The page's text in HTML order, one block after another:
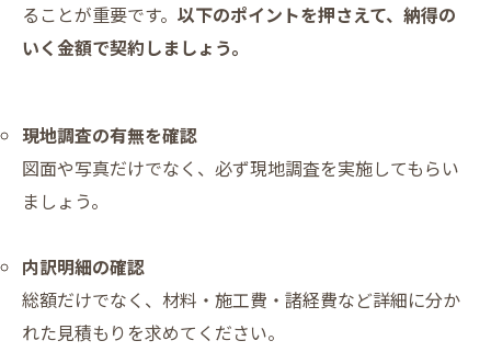
ることが重要です。 以下のポイントを押さえて、納得の
いく金額で契約しましょう。
現地調査の有無を確認
図面や写真だけでなく、必ず現地調査を実施してもらい
ましょう。
内訳明細の確認
総額だけでなく、材料・施工費・諸経費など詳細に分か
れた見積もりを求めてください。